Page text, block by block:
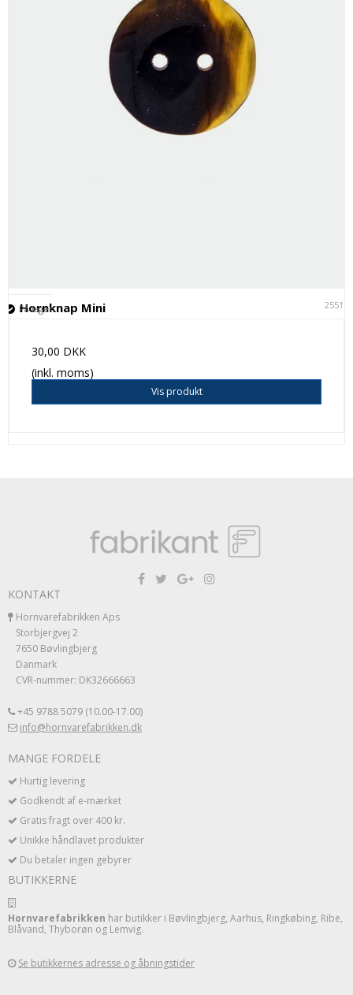
Hornknap Mini 25511
På lager
30,00 DKK
(inkl. moms)
Vis produkt
KONTAKT
Hornvarefabrikken Aps
Storbjergvej 2
7650 Bøvlingbjerg
Danmark
CVR-nummer: DK32666663
+45 9788 5079 (10.00-17.00)
info@hornvarefabrikken.dk
MANGE FORDELE
Hurtig levering
Godkendt af e-mærket
Gratis fragt over 400 kr.
Unikke håndlavet produkter
Du betaler ingen gebyrer
BUTIKKERNE
Hornvarefabrikken har butikker i Bøvlingbjerg, Aarhus, Ringkøbing, Ribe,
Blåvand, Thyborøn og Lemvig.
Se butikkernes adresse og åbningstider